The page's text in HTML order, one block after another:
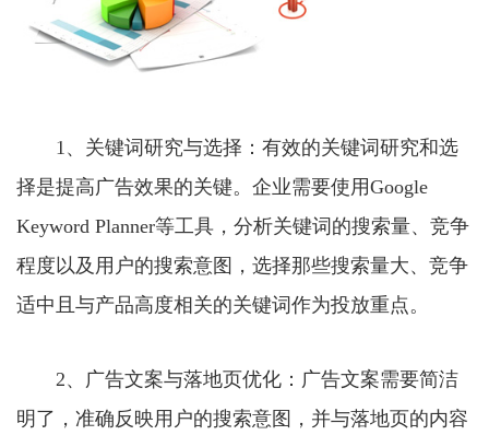
1、关键词研究与选择：有效的关键词研究和选
择是提高广告效果的关键。企业需要使用Google
Keyword Planner等工具，分析关键词的搜索量、竞争
程度以及用户的搜索意图，选择那些搜索量大、竞争
适中且与产品高度相关的关键词作为投放重点。
2、广告文案与落地页优化：广告文案需要简洁
明了，准确反映用户的搜索意图，并与落地页的内容